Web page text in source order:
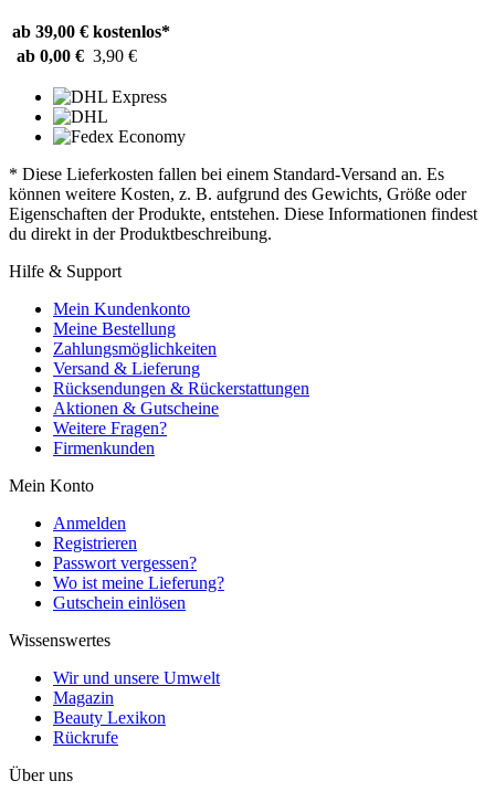
ab 39,00 € kostenlos*
ab 0,00 € 3,90 €
* Diese Lieferkosten fallen bei einem Standard-Versand an. Es
können weitere Kosten, z. B. aufgrund des Gewichts, Größe oder
Eigenschaften der Produkte, entstehen. Diese Informationen findest
du direkt in der Produktbeschreibung.
Hilfe & Support
Mein Kundenkonto
Meine Bestellung
Zahlungsmöglichkeiten
Versand & Lieferung
Rücksendungen & Rückerstattungen
Aktionen & Gutscheine
Weitere Fragen?
Firmenkunden
Mein Konto
Anmelden
Registrieren
Passwort vergessen?
Wo ist meine Lieferung?
Gutschein einlösen
Wissenswertes
Wir und unsere Umwelt
Magazin
Beauty Lexikon
Rückrufe
Über uns